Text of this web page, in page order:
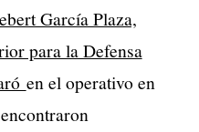
García Plaza,
para la Defensa
en el operativo en